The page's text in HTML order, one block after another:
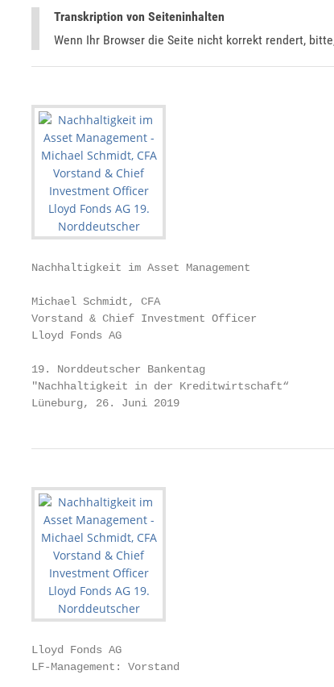
Transkription von Seiteninhalten
Wenn Ihr Browser die Seite nicht korrekt rendert,
Nachhaltigkeit im Asset Management
Michael Schmidt, CFA
Vorstand & Chief Investment Officer
Lloyd Fonds AG
19. Norddeutscher Bankentag
"Nachhaltigkeit in der Kreditwirtschaft“
Lüneburg, 26. Juni 2019
Lloyd Fonds AG
LF-Management: Vorstand